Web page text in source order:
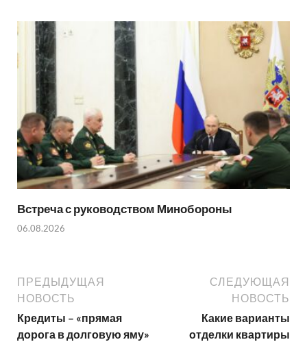
Встреча с руководством Минобороны
06.08.2026
ПРЕДЫДУЩАЯ
НОВОСТЬ
Кредиты – «прямая
дорога в долговую яму»
СЛЕДУЮЩАЯ
НОВОСТЬ
Какие варианты
отделки квартиры